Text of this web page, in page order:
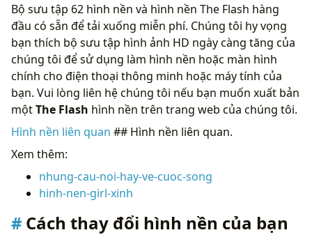
Bộ sưu tập 62 hình nền và hình nền The Flash hàng
đầu có sẵn để tải xuống miễn phí. Chúng tôi hy vọng
bạn thích bộ sưu tập hình ảnh HD ngày càng tăng của
chúng tôi để sử dụng làm hình nền hoặc màn hình
chính cho điện thoại thông minh hoặc máy tính của
bạn. Vui lòng liên hệ chúng tôi nếu bạn muốn xuất bản
mộtThe Flash hình nền trên trang web của chúng tôi.
Hình nền liên quan ## Hình nền liên quan.
Xem thêm:
nhung-cau-noi-hay-ve-cuoc-song
hinh-nen-girl-xinh
Cách thay đổi hình nền của bạn